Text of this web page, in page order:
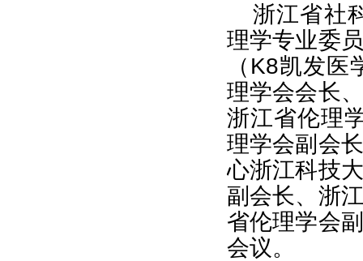
浙江省社
理学专业委
（K8凯发
理学会会长
浙江省伦理
理学会副会
心浙江科技
副会长、浙
省伦理学会
会议。